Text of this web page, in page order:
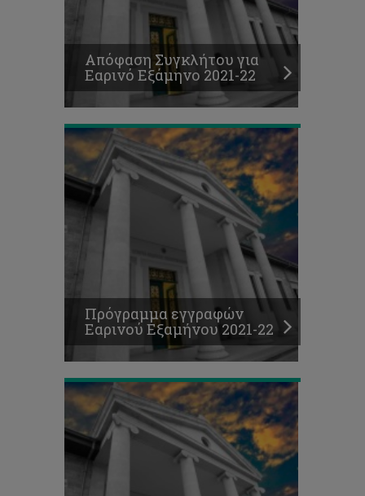
Απόφαση Συγκλήτου για
Εαρινό Εξάμηνο 2021-22
Πρόγραμμα
εγγραφών
Εαρινού
Εξαμήνου
2021-
22
Πρόγραμμα εγγραφών
Εαρινού Εξαμήνου 2021-22
Θέσεις
για
παρακολούθηση
μαθημάτων
περιστασιακή
Εαρινό
Εξάμηνο
2021-
22